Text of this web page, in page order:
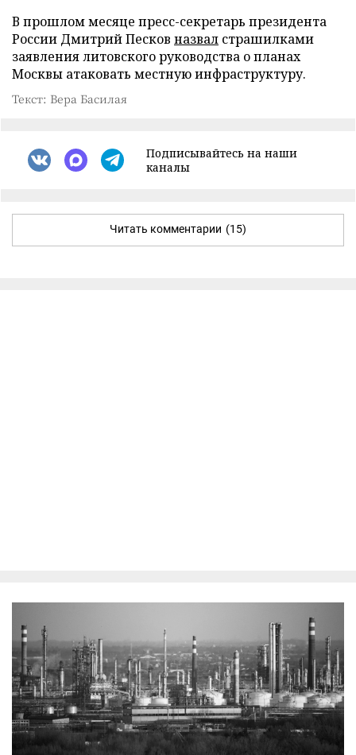
В прошлом месяце пресс-секретарь президента
России Дмитрий Песков назвал страшилками
заявления литовского руководства о планах
Москвы атаковать местную инфраструктуру.
Текст: Вера Басилая
Подписывайтесь на наши
каналы
Читать комментарии (15)